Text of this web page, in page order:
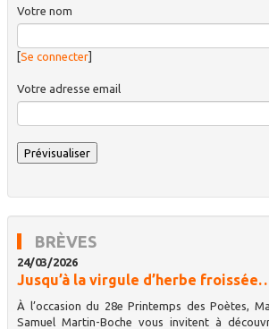
Votre nom
[Se connecter]
Votre adresse email
BRÈVES
24/03/2026
Jusqu’à la virgule d’herbe
À l’occasion du 28e Printemps des Poètes,
Samuel Martin-Boche vous invitent à